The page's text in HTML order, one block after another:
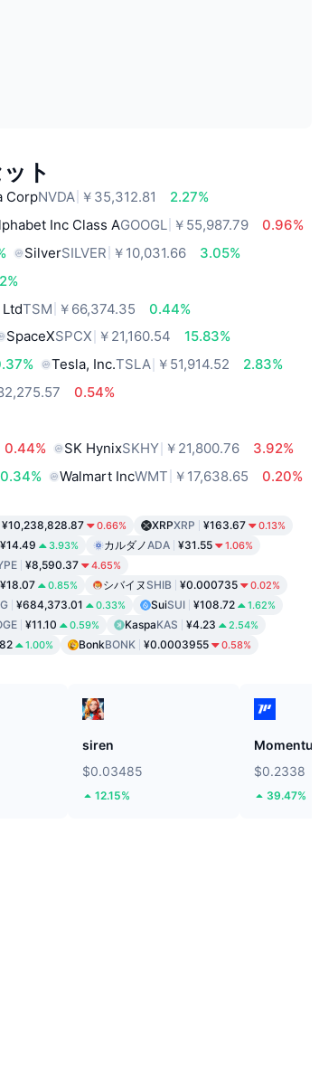
ト
CorpNVDA ￥35,312.81
2.27%
Inc Class AGOOGL ￥55,987.79
0.96%
SilverSILVER ￥10,031.66
3.05%
TSM ￥66,374.35
0.44%
SpaceXSPCX ￥21,160.54
15.83%
Tesla, Inc.TSLA ￥51,914.52
2.83%
0.54%
0.44% SK HynixSKHY ￥21,800.76
3.92%
0.34% Walmart IncWMT ￥17,638.65 0.20%
¥10,238,828.87 0.66% XRPXRP ¥163.67 0.13%
¥14.49 3.93% カルダノADA ¥31.55 1.06%
¥8,590.37 4.65%
¥18.07 0.85% シバイヌ SHIB ¥0.000735 0.02%
¥684,373.01 0.33% SuiSUI ¥108.72 1.62%
¥11.10 0.59% KaspaKAS ¥4.23 2.54%
1.00% BonkBONK ¥0.0003955 0.58%
siren
$0.03485
12.15%
Momentum
$0.2338
39.47%